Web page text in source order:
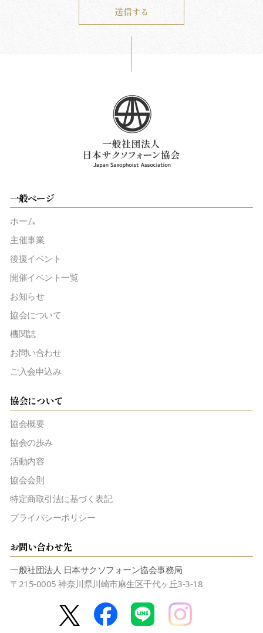
一般ページ
ホーム
主催事業
後援イベント
開催イベント一覧
お知らせ
協会について
機関誌
お問い合わせ
ご入会申込み
協会について
協会概要
協会の歩み
活動内容
協会会則
特定商取引法に基づく表記
プライバシーポリシー
お問い合わせ先
一般社団法人 日本サクソフォーン協会事務局
〒215-0005 神奈川県川崎市麻生区千代ヶ丘3-3-18